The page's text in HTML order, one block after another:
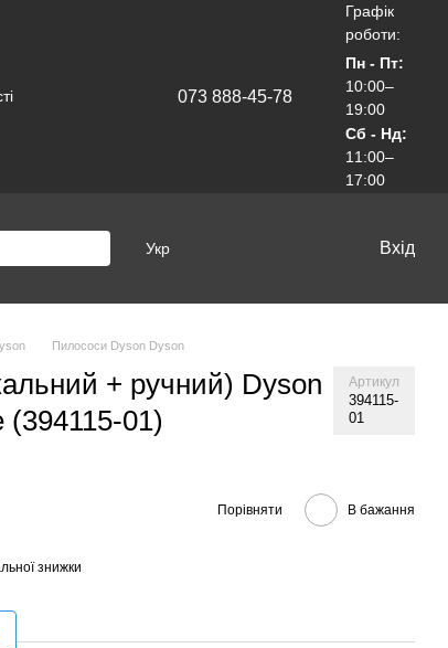
073 888-45-78
Графік
роботи:
Пн - Пт:
10:00–
19:00
Сб - Нд:
11:00–
17:00
Укр Вхід
Пилососи Dyson Dyson
+ ручний) Dyson
(394115-01)
Артикул
394115-
01
Порівняти В бажання
знижки